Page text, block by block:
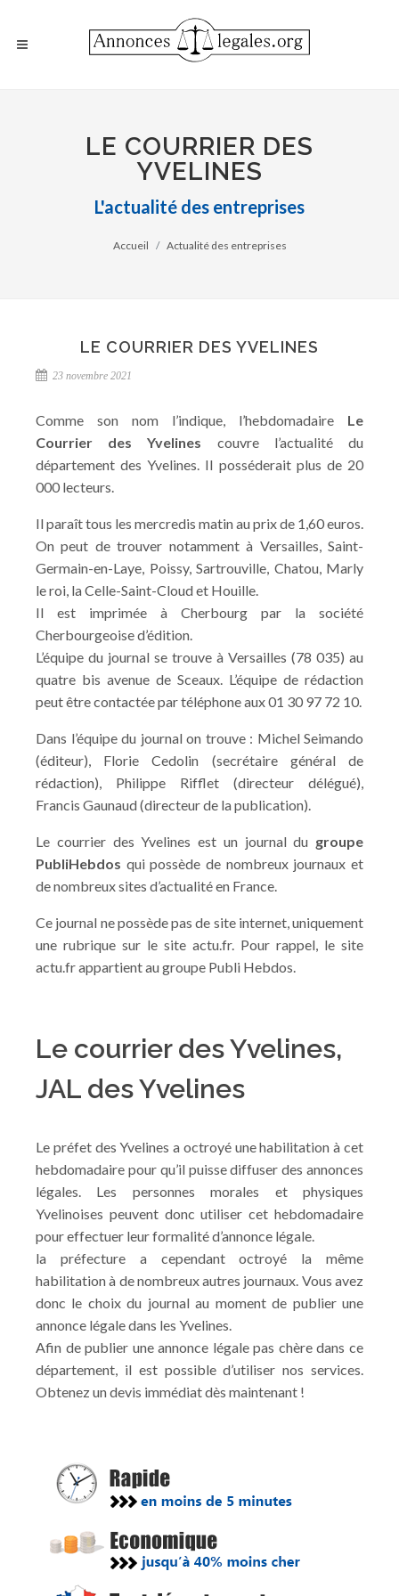
LE COURRIER DES
YVELINES
L'actualité des entreprises
Accueil Actualité des entreprises
LE COURRIER DES YVELINES
23 novembre 2021
Comme son nom l’indique, l’hebdomadaire Le
Courrier des Yvelines couvre l’actualité du
département des Yvelines. Il posséderait plus de 20
000 lecteurs.
Il paraît tous les mercredis matin au prix de 1,60 euros.
On peut de trouver notamment à Versailles, Saint-
Germain-en-Laye, Poissy, Sartrouville, Chatou, Marly
le roi, la Celle-Saint-Cloud et Houille.
Il est imprimée à Cherbourg par la société
Cherbourgeoise d’édition.
L’équipe du journal se trouve à Versailles (78 035) au
quatre bis avenue de Sceaux. L’équipe de rédaction
peut être contactée par téléphone aux 01 30 97 72 10.
Dans l’équipe du journal on trouve : Michel Seimando
(éditeur), Florie Cedolin (secrétaire général de
rédaction), Philippe Rifflet (directeur délégué),
Francis Gaunaud (directeur de la publication).
Le courrier des Yvelines est un journal du groupe
PubliHebdos qui possède de nombreux journaux et
de nombreux sites d’actualité en France.
Ce journal ne possède pas de site internet, uniquement
une rubrique sur le site actu.fr. Pour rappel, le site
actu.fr appartient au groupe Publi Hebdos.
Le courrier des Yvelines,
JAL des Yvelines
Le préfet des Yvelines a octroyé une habilitation à cet
hebdomadaire pour qu’il puisse diffuser des annonces
légales. Les personnes morales et physiques
Yvelinoises peuvent donc utiliser cet hebdomadaire
pour effectuer leur formalité d’annonce légale.
la préfecture a cependant octroyé la même
habilitation à de nombreux autres journaux. Vous avez
donc le choix du journal au moment de publier une
annonce légale dans les Yvelines.
Afin de publier une annonce légale pas chère dans ce
département, il est possible d’utiliser nos services.
Obtenez un devis immédiat dès maintenant !